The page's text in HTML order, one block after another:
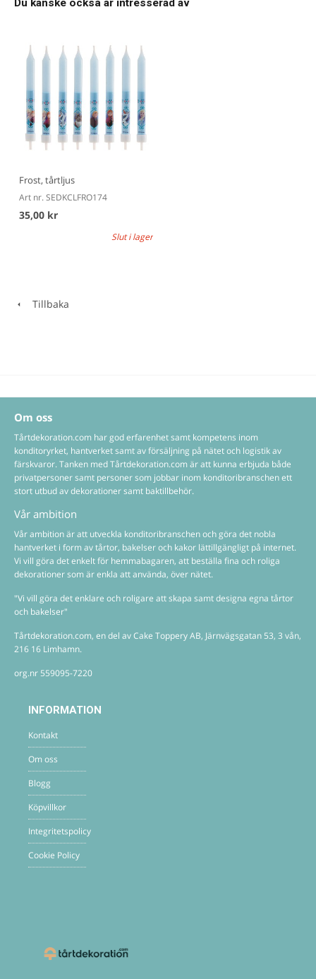
Du kanske också är intresserad av
Frost, tårtljus
Art nr. SEDKCLFRO174
35,00 kr
Slut i lager
Tillbaka
Om oss
Tårtdekoration.com har god erfarenhet samt kompetens inom
konditoryrket, hantverket samt av försäljning på nätet och logistik av
färskvaror. Tanken med Tårtdekoration.com är att kunna erbjuda både
privatpersoner samt personer som jobbar inom konditoribranschen ett
stort utbud av dekorationer samt baktillbehör.
Vår ambition
Vår ambition är att utveckla konditoribranschen och göra det nobla
hantverket i form av tårtor, bakelser och kakor lättillgängligt på internet.
Vi vill göra det enkelt för hemmabagaren, att beställa fina och roliga
dekorationer som är enkla att använda, över nätet.
"Vi vill göra det enklare och roligare att skapa samt designa egna tårtor
och bakelser"
Tårtdekoration.com, en del av Cake Toppery AB, Järnvägsgatan 53, 3 vån,
216 16 Limhamn.
org.nr 559095-7220
INFORMATION
Kontakt
Om oss
Blogg
Köpvillkor
Integritetspolicy
Cookie Policy